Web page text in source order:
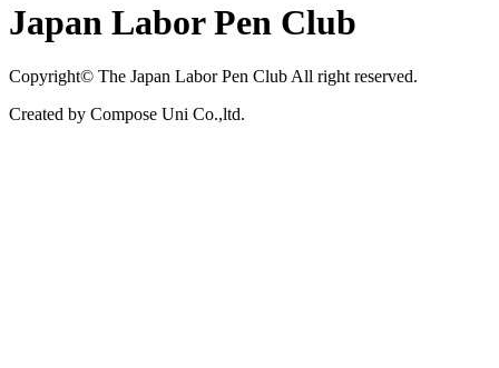
Japan Labor Pen Club
Copyright© The Japan Labor Pen Club All right reserved.
Created by Compose Uni Co.,ltd.